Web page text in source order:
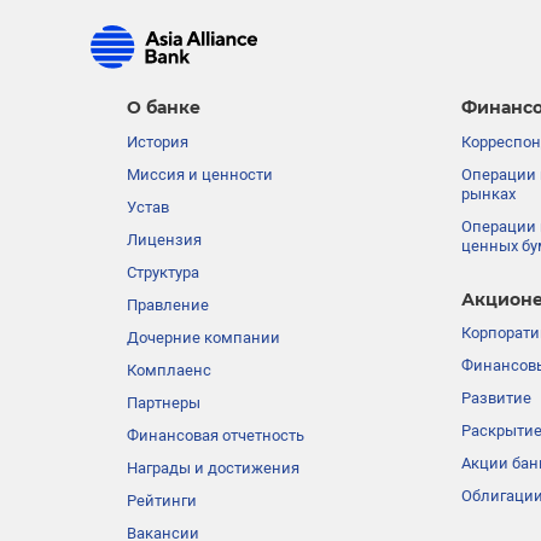
О банке
История
Миссия и ценности
Устав
Лицензия
Структура
Правление
Дочерние компании
Комплаенс
Партнеры
Финансовая отчетность
Награды и достижения
Рейтинги
Вакансии
Операции
рынках
Операции
ценных
Развитие
Акции